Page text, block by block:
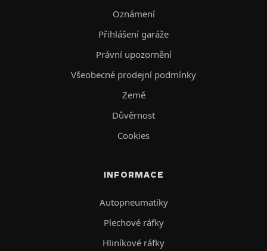
Oznámení
Přihlášení garáže
Právní upozornění
Všeobecné prodejní podmínky
Země
Důvěrnost
Cookies
INFORMACE
Autopneumatiky
Plechové ráfky
Hliníkové ráfky